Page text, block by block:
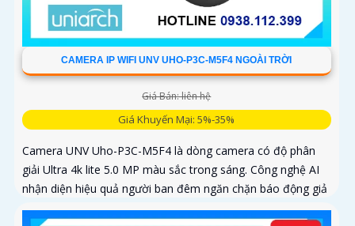
CAMERA IP WIFI UNV UHO-P3C-M5F4 NGOÀI TRỜI
Giá Bán: liên hệ
Giá Khuyến Mại: 5%-35%
Camera UNV Uho-P3C-M5F4 là dòng camera có độ phân
giải Ultra 4k lite 5.0 MP màu sắc trong sáng. Công nghệ AI
nhận diện hiệu quả người ban đêm ngăn chặn báo động giả